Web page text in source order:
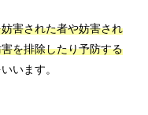
害された者や妨害され
を排除したり予防する
います。